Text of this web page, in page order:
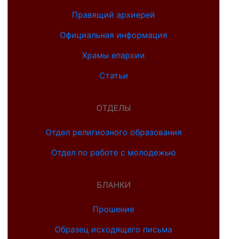
Правящий архиерей
Официальная информация
Храмы епархии
Статьи
ОТДЕЛЫ
Отдел религиозного образования
Отдел по работе с молодежью
БЛАНКИ
Прошение
Образец исходящего письма